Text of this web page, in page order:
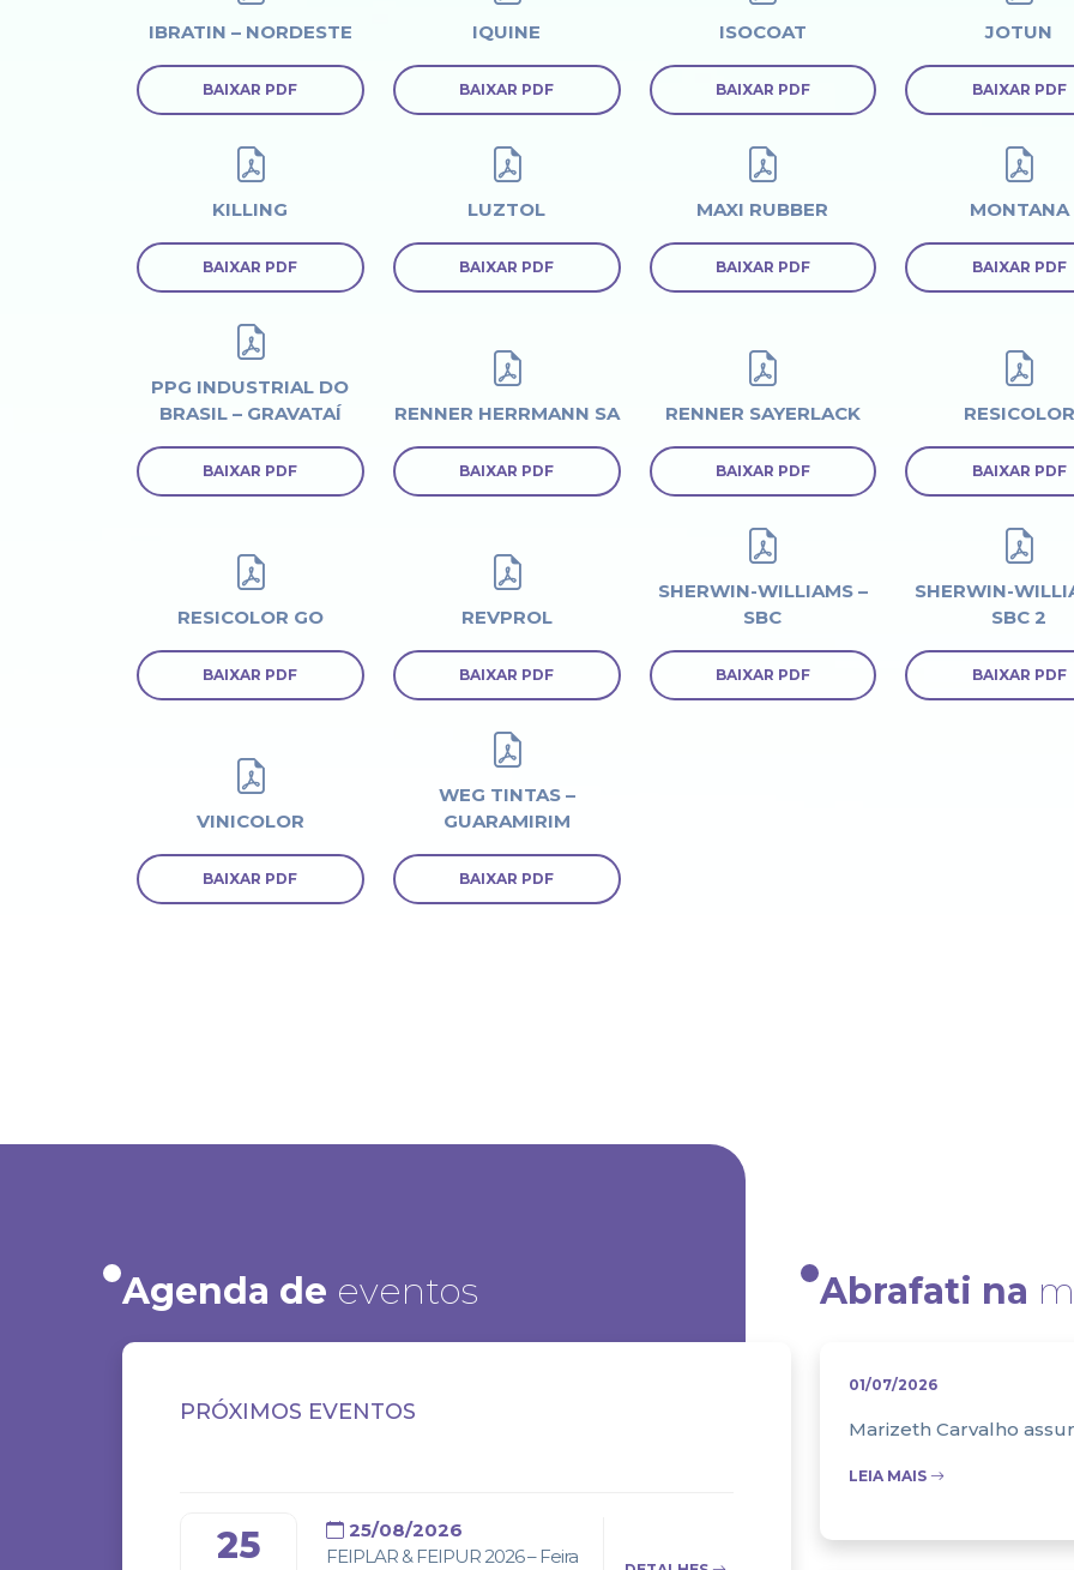
IBRATIN – NORDESTE
BAIXAR PDF
IQUINE
BAIXAR PDF
ISOCOAT
BAIXAR PDF
JOTUN
BAIXAR PDF
KILLING
BAIXAR PDF
LUZTOL
BAIXAR PDF
MAXI RUBBER
BAIXAR PDF
MONTANA
BAIXAR PDF
PPG INDUSTRIAL DO
BRASIL – GRAVATAÍ
BAIXAR PDF
RENNER HERRMANN SA
BAIXAR PDF
RENNER SAYERLACK
BAIXAR PDF
RESICOLOR
BAIXAR PDF
RESICOLOR GO
BAIXAR PDF
REVPROL
BAIXAR PDF
SHERWIN-WILLIAMS –
SBC
BAIXAR PDF
SHERWIN-
SBC 2
BAIXAR PDF
VINICOLOR
BAIXAR PDF
WEG TINTAS –
GUARAMIRIM
BAIXAR PDF
Agenda de eventos
PRÓXIMOS EVENTOS
25
25/08/2026
FEIPLAR & FEIPUR 2026 – Feira
Abrafati na
01/07/2026
Marizeth Carvalho
LEIA MAIS